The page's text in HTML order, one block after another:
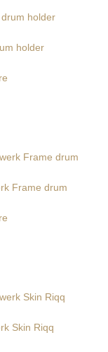
holder
Frame drum
Skin Riqq